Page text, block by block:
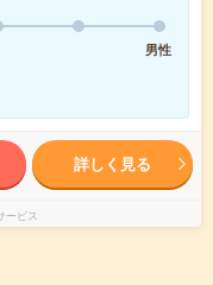
男性
詳しく見る
ービス